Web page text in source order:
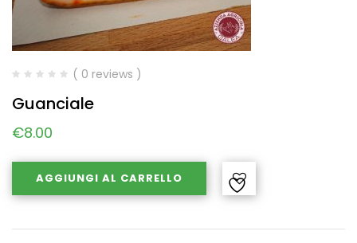
( 0 reviews )
Guanciale
€8.00
AGGIUNGI AL CARRELLO